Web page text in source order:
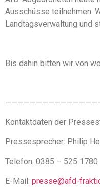
Ausschüsse teilnehmen.
Landtagsverwaltung und
Bis dahin bitten wir von
Kontaktdaten der
Pressesprecher: Philip
Telefon: 0385 – 525 1780
E-Mail: presse@afd-